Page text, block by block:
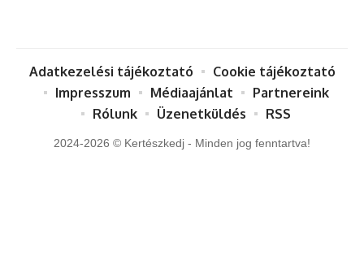
2024-2026 © Kertészkedj - Minden jog fenntartva!
Adatkezelési tájékoztató
Cookie tájékoztató
Impresszum
Médiaajánlat
Partnereink
Rólunk
Üzenetküldés RSS